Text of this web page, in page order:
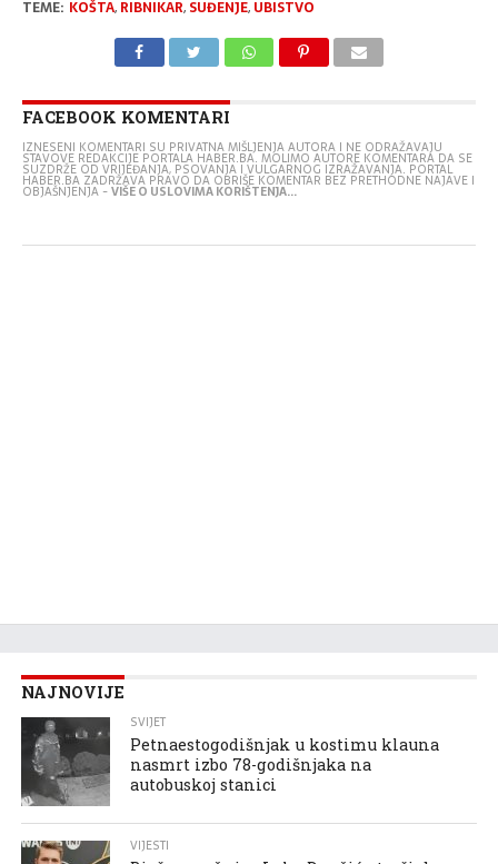
TEME: KOŠTA, RIBNIKAR, SUĐENJE, UBISTVO
FACEBOOK KOMENTARI
IZNESENI KOMENTARI SU PRIVATNA MIŠLJENJA AUTORA I NE ODRAŽAVAJU
STAVOVE REDAKCIJE PORTALA HABER.BA. MOLIMO AUTORE KOMENTARA DA SE
SUZDRŽE OD VRIJEĐANJA, PSOVANJA I VULGARNOG IZRAŽAVANJA. PORTAL
HABER.BA ZADRŽAVA PRAVO DA OBRIŠE KOMENTAR BEZ PRETHODNE NAJAVE I
OBJAŠNJENJA -VIŠE O USLOVIMA KORIŠTENJA...
NAJNOVIJE
SVIJET
Petnaestogodišnjak u kostimu klauna
nasmrt izbo 78-godišnjaka na
autobuskoj stanici
VIJESTI